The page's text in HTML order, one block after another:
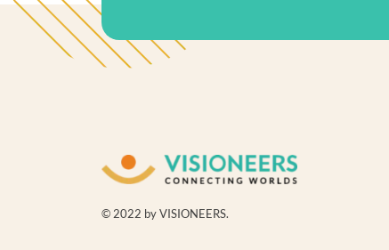
© 2022 by VISIONEERS.